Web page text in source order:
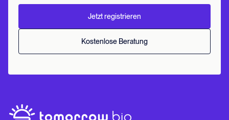
Jetzt registrieren
Kostenlose Beratung